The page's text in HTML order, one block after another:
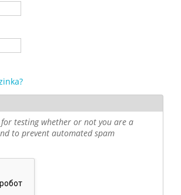
testing whether or not you are a
to prevent automated spam